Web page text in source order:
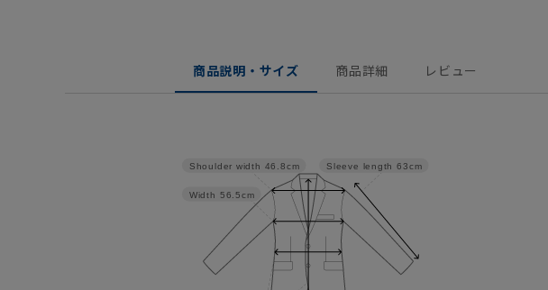
商品説明・サイズ 商品詳細 レビュー
Sleeve length 63cm
Width 56.5cm
Shoulder width 46.8cm